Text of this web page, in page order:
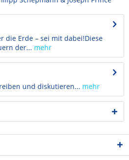
die Erde – sei mit dabei!Diese
der... mehr
und diskutieren... mehr